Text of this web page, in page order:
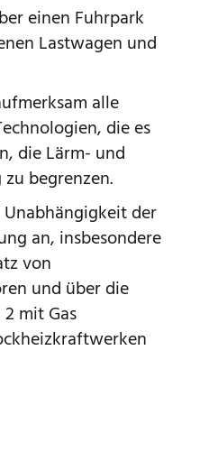
einen Fuhrpark
Lastwagen und
alle
die es
die Lärm- und
begrenzen.
der
an, insbesondere
von
und über die
mit Gas